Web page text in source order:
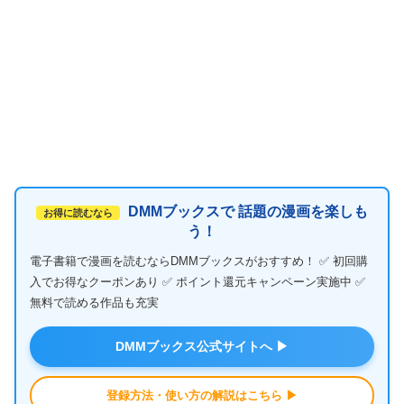
お得に読むなら
DMMブックスで 話題の漫画を楽しも
う！
電子書籍で漫画を読むならDMMブックスがおすすめ！ ✅ 初回購
入でお得なクーポンあり ✅ ポイント還元キャンペーン実施中 ✅
無料で読める作品も充実
DMMブックス公式サイトへ ▶
登録方法・使い方の解説はこちら ▶